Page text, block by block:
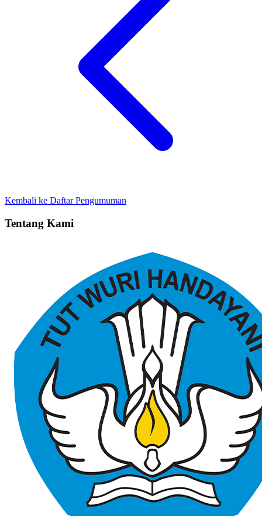
Kembali ke Daftar Pengumuman
Tentang Kami